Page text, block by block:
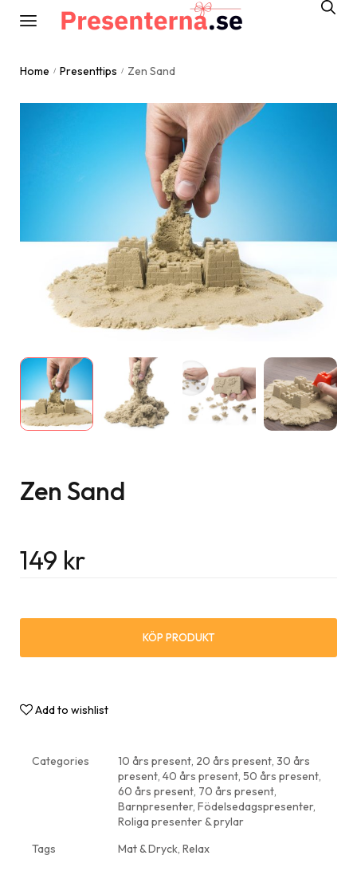
Home / Presenttips / Zen Sand
Zen Sand
149 kr
KÖP PRODUKT
Add to wishlist
Categories 10 års present 20 års present 30 års
present 40 års present 50 års present
60 års present 70 års present
Barnpresenter, Födelsedagspresenter,
Roliga presenter & prylar
Tags
Mat & Dryck Relax